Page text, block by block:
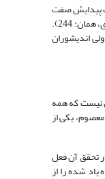
پیدایش صفت
عصمت در ایشان می‌گردد. ناگفته نماند چنانکه در قول نخست بیان شد، اصل این دیدگاه کم و بیش در آثار کهن کلامی مطرح شده است (جرجانی، همان، 8: 281؛ سیوری، همان: 244).
اندیشوران
نیست که همه
یکی از
تحقق آن فعل
بی‏تا[الف]: مرحله12، فصل 13)، تلاش کرده تا دیدگاه یاد شده را از